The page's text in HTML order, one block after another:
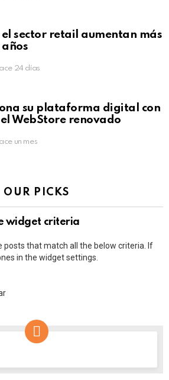
sector retail aumentan más
24 días
su plataforma digital con
WebStore renovado
un mes
OUR PICKS
widget criteria
posts that match all the below criteria. If
in the widget settings.